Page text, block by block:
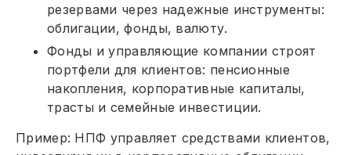
резервами через надежные инструменты:
облигации, фонды, валюту.
Фонды и управляющие компании строят
портфели для клиентов: пенсионные
накопления, корпоративные капиталы,
трасты и семейные инвестиции.
Пример: НПФ управляет средствами клиентов,